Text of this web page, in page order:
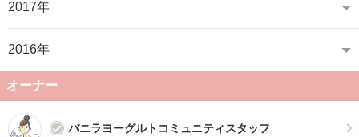
2017年
2016年
オーナー
バニラヨーグルトコミュニティスタッフ